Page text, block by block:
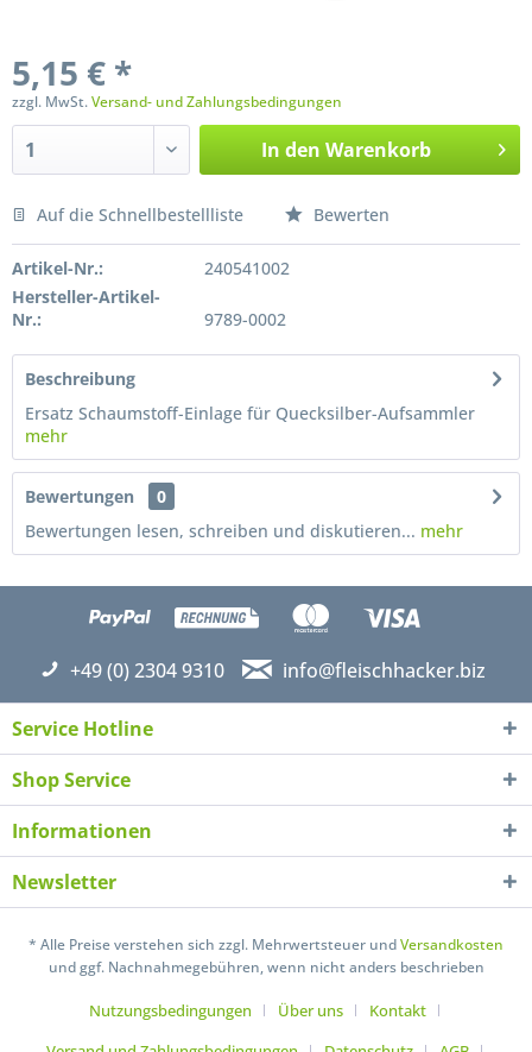
5,15 € *
zzgl. MwSt.Versand- und Zahlungsbedingungen
In den Warenkorb
Preis anfragen
Ich habe die
Mit * gekennzeichnete Felder sind Pflichtfelder.
Auf die Schnellbestellliste Bewerten
Artikel-Nr.:
240541002
Hersteller-Artikel-
Nr.:
9789-0002
Beschreibung
Ersatz Schaumstoff-Einlage für Quecksilber-Aufsammler
mehr
Bewertungen
0
Bewertungen lesen, schreiben und diskutieren... mehr
+49 (0) 2304 9310 info@fleischhacker.biz
Service Hotline
Shop Service
Informationen
Newsletter
* Alle Preise verstehen sich zzgl. Mehrwertsteuer undVersandkosten
und ggf. Nachnahmegebühren, wenn nicht anders beschrieben
Nutzungsbedingungen Über uns
Kontakt